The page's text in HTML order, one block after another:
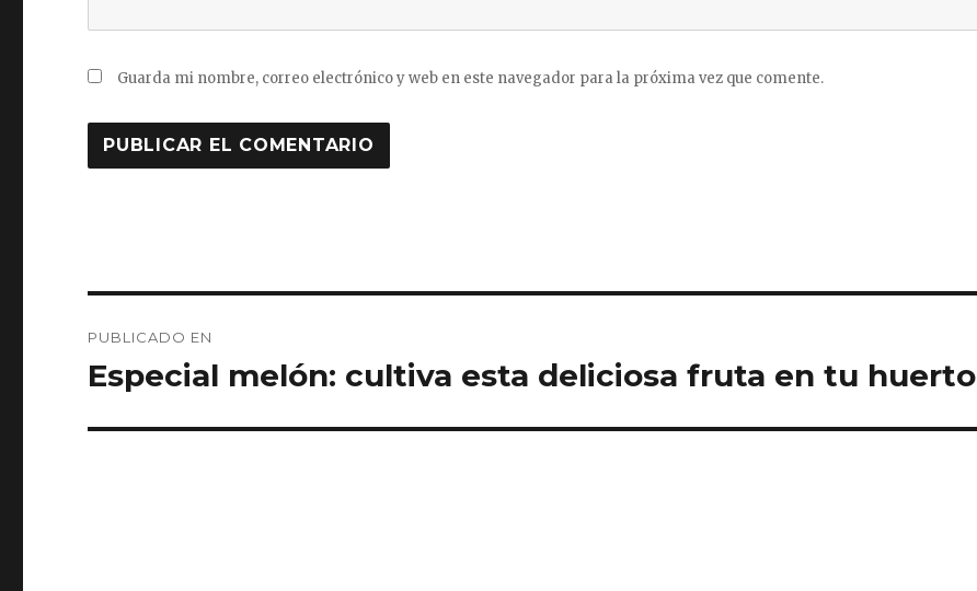
Guarda mi nombre, correo electrónico y web en este navegador para la próxima vez que comente.
de
PUBLICADO EN
Especial melón: cultiva esta deliciosa fruta en tu huerto